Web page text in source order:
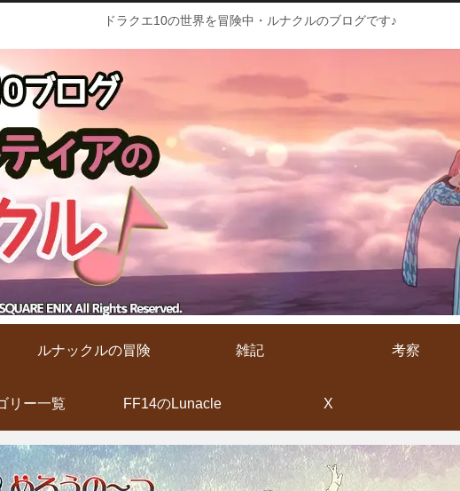
ドラクエ10の世界を冒険中・ルナクルのブログです♪
ルナックルの冒険 雑記 考察
リー一覧 FF14のLunacle X